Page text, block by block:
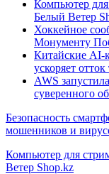
Компьютер для
Белый Ветер
Хоккейное
Монументу
Китайские AI-
ускоряет
AWS
суверенного
Безопасность
мошенников и
Компьютер для
Ветер Shop.kz